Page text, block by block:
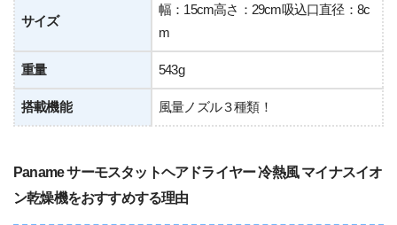
サイズ
幅：15cm高さ：29cm吸込口直径：8c
m
重量 543g
搭載機能 風量ノズル３種類！
Paname サーモスタットヘアドライヤー 冷熱風 マイナスイオ
ン乾燥機をおすすめする理由